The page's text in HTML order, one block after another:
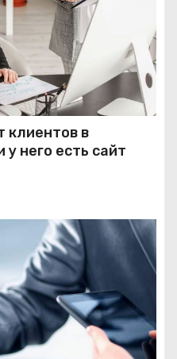
клиентов в
него есть сайт